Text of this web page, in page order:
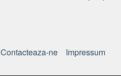
Contacteaza-ne
Impressum